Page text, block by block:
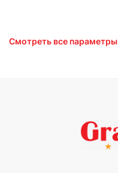
Смотреть все параметры